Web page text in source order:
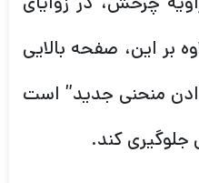
بر این، صفحه بالایی
منحنی جدید” است
کند.